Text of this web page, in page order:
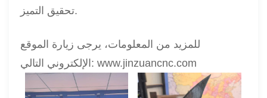
تحقيق التميز.
للمزيد من المعلومات، يرجى زيارة الموقع
الإلكتروني التالي: www.jinzuancnc.com